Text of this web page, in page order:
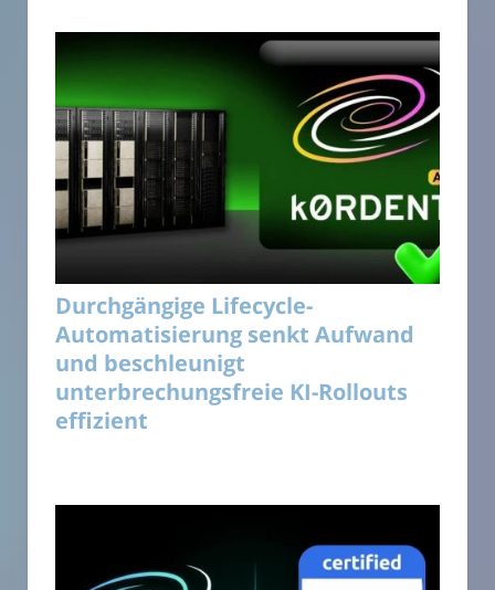
Durchgängige Lifecycle-
Automatisierung senkt Aufwand
und beschleunigt
unterbrechungsfreie KI-Rollouts
effizient